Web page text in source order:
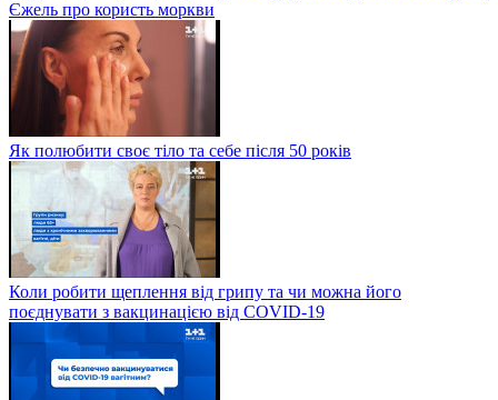
Єжель про користь моркви
Як полюбити своє тіло та себе після 50 років
Коли робити щеплення від грипу та чи можна його
поєднувати з вакцинацією від COVID-19